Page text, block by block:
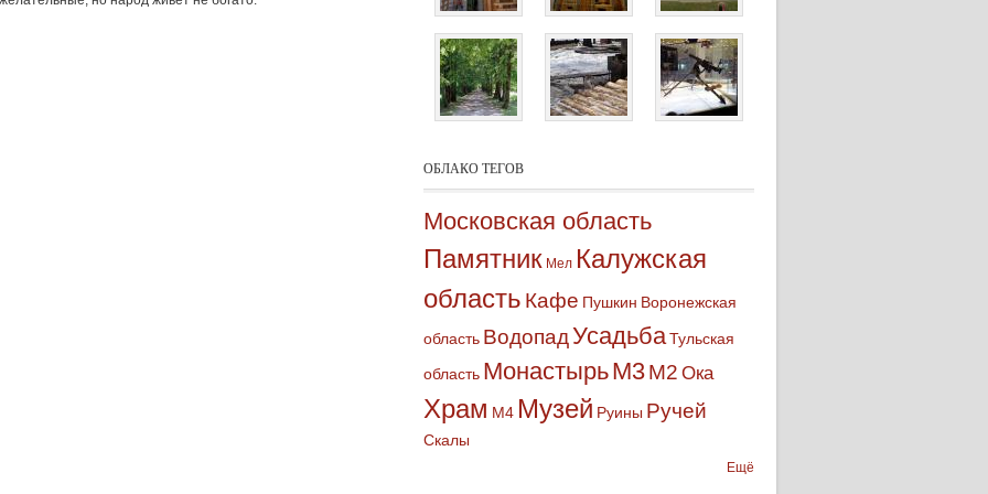
ОБЛАКО ТЕГОВ
Московская область
Памятник Мел Калужская
область Кафе Пушкин Воронежская
область ВодопадУсадьбаТульская
область МонастырьМ3М2 Ока
Храм М4 Музей Руины Ручей
Скалы
Ещё